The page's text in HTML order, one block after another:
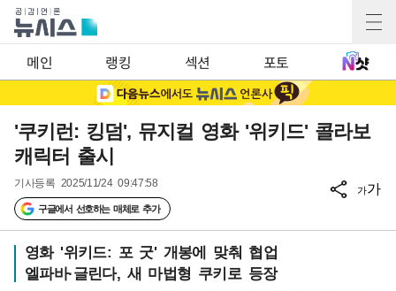
메인 랭킹 섹션 포토
'쿠키런: 킹덤', 뮤지컬 영화 '위키드' 콜라보
캐릭터 출시
기사등록 2025/11/24 09:47:58
구글에서 선호하는 매체로 추가
가가
영화 '위키드: 포 굿' 개봉에 맞춰 협업
엘파바·글린다, 새 마법형 쿠키로 등장